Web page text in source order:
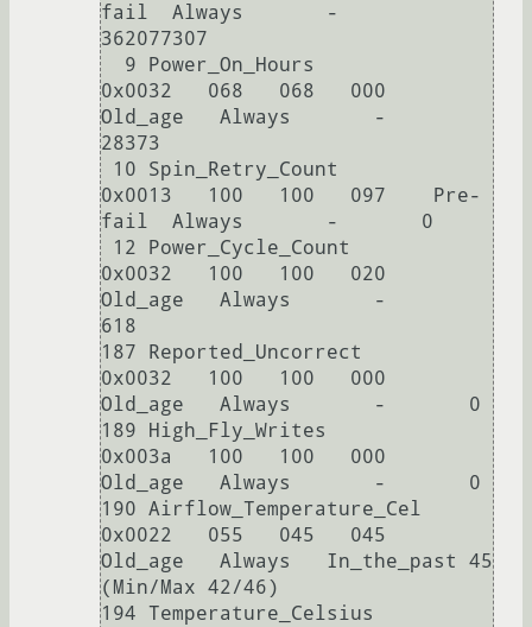
fail  Always       -
362077307
0x0032   068   068   000
Old_age   Always       -
28373
0x0013   100   100   097    Pre-
fail  Always       -       0
0x0032   100   100   020
Old_age   Always       -
618
187 Reported_Uncorrect
0x0032   100   100   000
Old_age   Always       -       0
189 High_Fly_Writes
0x003a   100   100   000
Old_age   Always       -       0
190 Airflow_Temperature_Cel
0x0022   055   045   045
Old_age   Always   In_the_past 45
(Min/Max 42/46)
194 Temperature_Celsius